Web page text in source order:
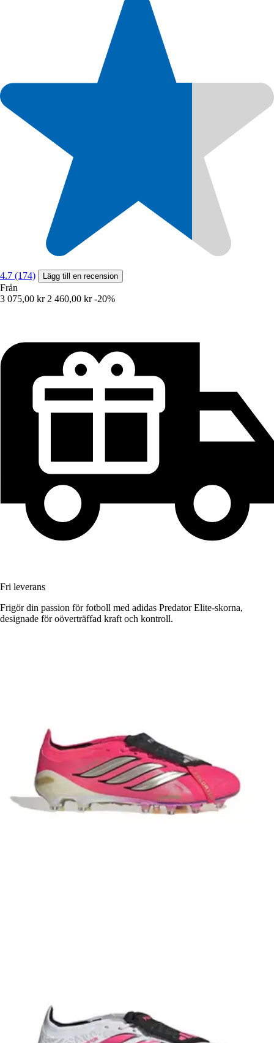
4.7 (174) Lägg till en recension
Från
3 075,00 kr 2 460,00 kr -20%
Fri leverans
Frigör din passion för fotboll med adidas Predator Elite-skorna,
designade för oöverträffad kraft och kontroll.